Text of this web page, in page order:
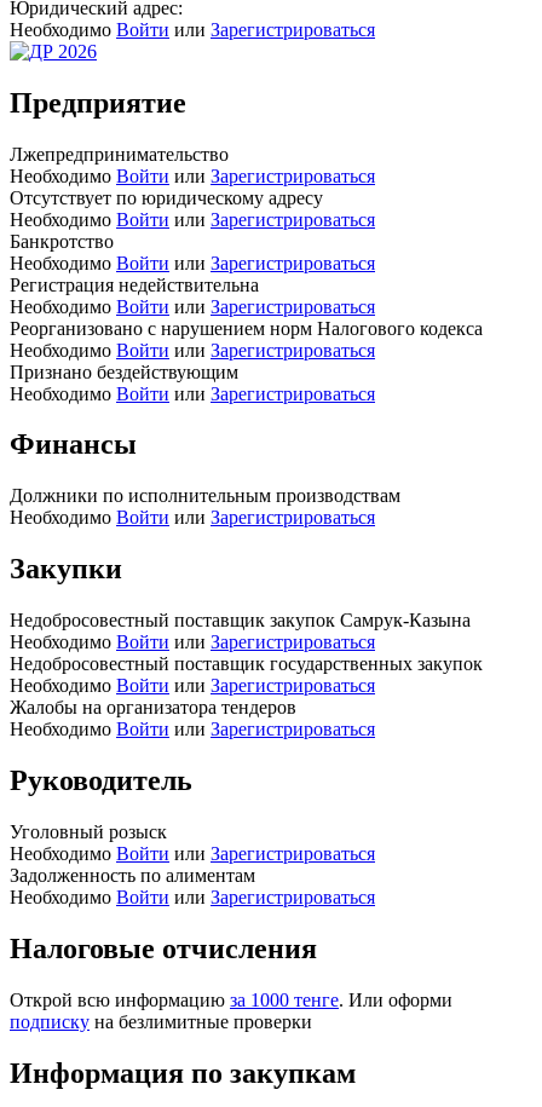
Юридический адрес:
Необходимо Войти или Зарегистрироваться
Предприятие
Лжепредпринимательство
Необходимо Войти или Зарегистрироваться
Отсутствует по юридическому адресу
Необходимо Войти или Зарегистрироваться
Банкротство
Необходимо Войти или Зарегистрироваться
Регистрация недействительна
Необходимо Войти или Зарегистрироваться
Реорганизовано с нарушением норм Налогового кодекса
Необходимо Войти или Зарегистрироваться
Признано бездействующим
Необходимо Войти или Зарегистрироваться
Финансы
Должники по исполнительным производствам
Необходимо Войти или Зарегистрироваться
Закупки
Недобросовестный поставщик закупок Самрук-Казына
Необходимо Войти или Зарегистрироваться
Недобросовестный поставщик государственных закупок
Необходимо Войти или Зарегистрироваться
Жалобы на организатора тендеров
Необходимо Войти или Зарегистрироваться
Руководитель
Уголовный розыск
Необходимо Войти или Зарегистрироваться
Задолженность по алиментам
Необходимо Войти или Зарегистрироваться
Налоговые отчисления
Открой всю информацию за 1000 тенге. Или оформи
подписку на безлимитные проверки
Информация по закупкам